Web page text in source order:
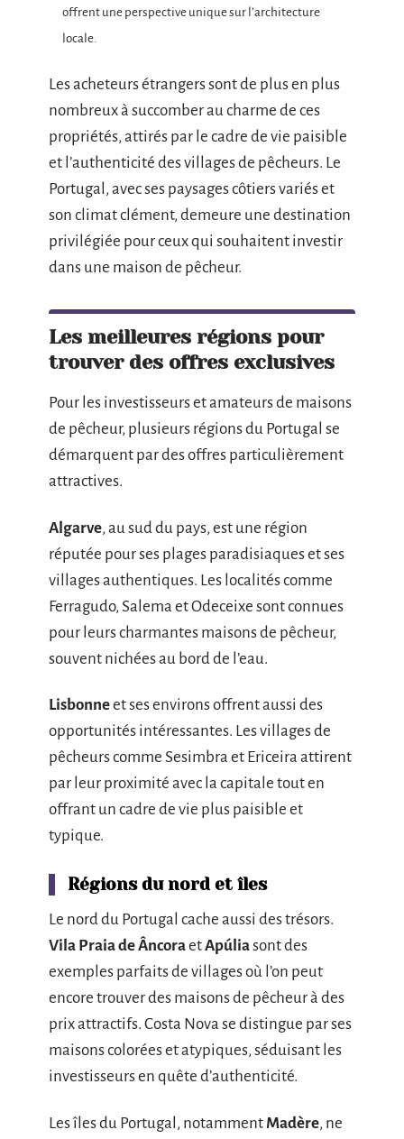
offrent une perspective unique sur l’architecture
locale.
Les acheteurs étrangers sont de plus en plus
nombreux à succomber au charme de ces
propriétés, attirés par le cadre de vie paisible
et l’authenticité des villages de pêcheurs. Le
Portugal, avec ses paysages côtiers variés et
son climat clément, demeure une destination
privilégiée pour ceux qui souhaitent investir
dans une maison de pêcheur.
Les meilleures régions pour
trouver des offres exclusives
Pour les investisseurs et amateurs de maisons
de pêcheur, plusieurs régions du Portugal se
démarquent par des offres particulièrement
attractives.
Algarve, au sud du pays, est une région
réputée pour ses plages paradisiaques et ses
villages authentiques. Les localités comme
Ferragudo, Salema et Odeceixe sont connues
pour leurs charmantes maisons de pêcheur,
souvent nichées au bord de l’eau.
Lisbonneet ses environs offrent aussi des
opportunités intéressantes. Les villages de
pêcheurs comme Sesimbra et Ericeira attirent
par leur proximité avec la capitale tout en
offrant un cadre de vie plus paisible et
typique.
Régions du nord et îles
Le nord du Portugal cache aussi des trésors.
Vila Praia de ÂncoraetApúliasont des
exemples parfaits de villages où l’on peut
encore trouver des maisons de pêcheur à des
prix attractifs. Costa Nova se distingue par ses
maisons colorées et atypiques, séduisant les
investisseurs en quête d’authenticité.
Les îles du Portugal, notamment Madère, ne